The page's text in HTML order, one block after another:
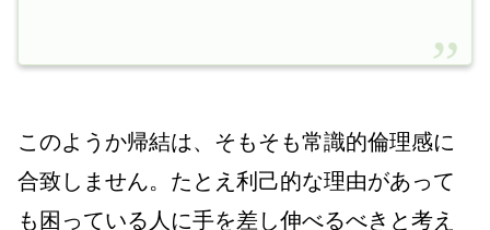
このようか帰結は、そもそも常識的倫理感に
合致しません。たとえ利己的な理由があって
も困っている人に手を差し伸べるべきと考え